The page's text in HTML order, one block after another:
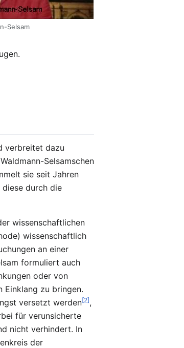
Selsam
verbreitet dazu
Selsamschen
sie seit Jahren
durch die
wissenschaftlichen
wissenschaftlich
an einer
formuliert auch
oder von
Einklang zu bringen.
versetzt werden[2],
für verunsicherte
nicht verhindert. In
der